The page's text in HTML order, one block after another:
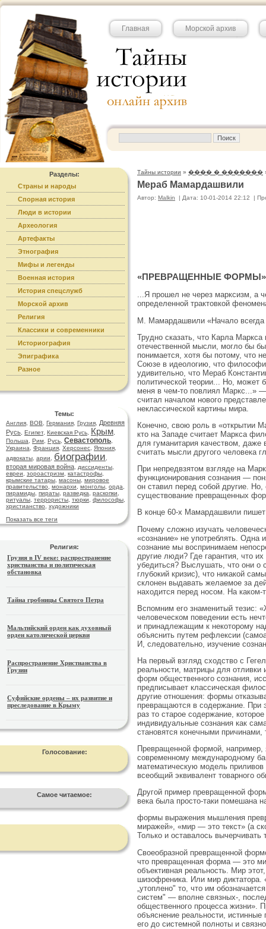
Главная Морской архив
Разделы:
Страны и народы
Спорная история
Люди в истории
Археология
Артефакты
Этнография
Мифы и легенды
Военная история
История спецслужб
Морской архив
Религия
Классики и современники
Историография
Эпиграфика
Разное
Темы:
Англия ВОВ Германия Грузия
Древняя
Русь Египет, Киевская Русь Крым
Польша
Рим Русь Севастополь
Украина
Франция Херсонес Япония
адвокаты арии биографии
вторая мировая война диссиденты
евреи
зороастризм катастрофы
крымские татары масоны мировое
правительство
монархи монголы орда
пирамиды пираты разведка раскопки
ритуалы террористы тюрки философы
христианство
художники
Показать все теги
Религия:
Грузия в IV веке: распространение
христианства и политическая
обстановка
Тайна гробницы Святого Петра
Мальтийский орден как духовный
орден католической церкви
Распространение Христианства в
Грузии
Суфийские ордены – их развитие и
преследование в Крыму
Голосование:
Самое читаемое:
Тайны истории » ���� � �������
Мераб Мамардашвили
Автор: Malkin | Дата: 10-01-2014 22:12 |
«ПРЕВРАЩЕННЫЕ ФОРМЫ»
...Я прошел не через марксизм, а
определенной трактовкой
М. Мамардашвили «Начало всегда
Трудно сказать, что Карла
отечественной мысли, могло бы
понимается, хотя бы потому, что
Союзе в идеологию, что
удивительно, что Мераб
политической теории... Но, может
меня в чем-то повлиял Маркс...»
считал началом нового
неклассической картины мира.
Конечно, свою роль в «открытии
кто на Западе считает Маркса
для гуманитария качеством,
считать мысли другого человека
При непредвзятом взгляде на
функционирования сознания —
он ставил перед собой другие.
существование превращенных
В конце 60-х Мамардашвили
Почему сложно изучать
«сознание» не употреблять. Одна
сознание мы воспринимаем
другие люди? Где гарантия, что
убедиться? Выслушать, что они о
глубокий кризис), что никакой
склонен выдавать желаемое за
находится перед носом. На
Вспомним его знаменитый тезис:
человеческом поведении есть
и принадлежащим к некоторому
объяснить путем рефлексии
И, следовательно, изучение
На первый взгляд сходство с
реальности, матрицы для
форм общественного сознания,
предписывает классическая
другие отношения: формы
превращаются в содержание. При
раз то старое содержание,
индивидуальные сознания как
становятся конечными
Превращенной формой, например,
современному международному
математическую модель приливов
всеобщий эквивалент товарного
Другой пример превращенной
века была просто-таки помешана
формы выражения мышления
миражей», «мир — это текст» (а
Только и оставалось
Своеобразной превращенной
что превращенная форма — это
объективная реальность. Мир
шизофреника. Или мир диктатора.
„утоплено" то, что им
систем" — вполне связных-,
общественного процесса
объяснение реальности,
его до системной полноты и